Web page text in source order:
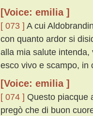
[Voice: emilia ]
[ 073 ] A cui
con quanto ardor si
alla mia salute
esco vivo e scampo, in
[Voice: emilia ]
[ 074 ] Questo piacque
pregò che di buon